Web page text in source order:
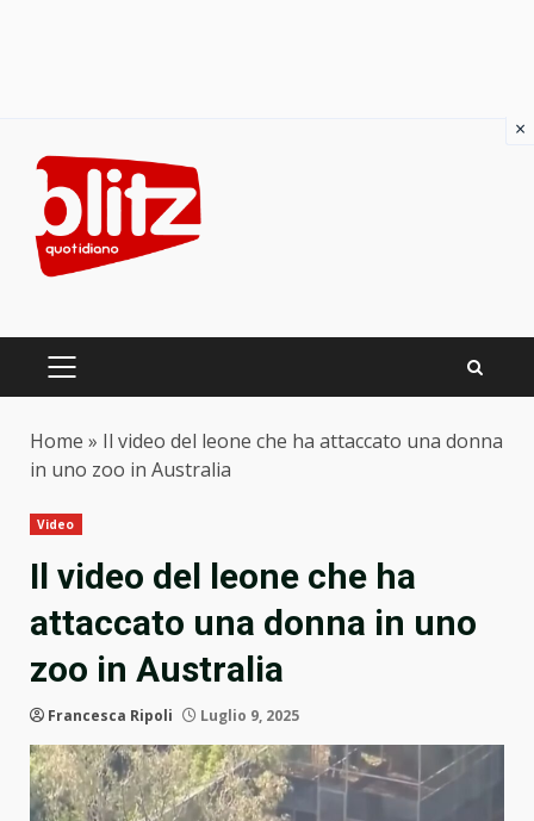
content
PRIMARY
Home » Il video del leone che ha attaccato una donna
in uno zoo in Australia
Video
Il video del leone che ha
attaccato una donna in uno
zoo in Australia
Francesca Ripoli Luglio 9, 2025
×